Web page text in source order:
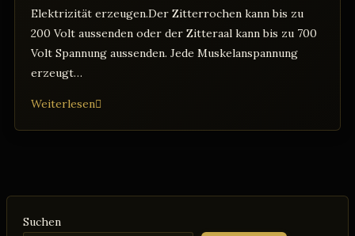
Elektrizität erzeugen.Der Zitterrochen kann bis zu
200 Volt aussenden oder der Zitteraal kann bis zu 700
Volt Spannung aussenden. Jede Muskelanspannung
erzeugt…
WeiterlesenAlle
Suchen